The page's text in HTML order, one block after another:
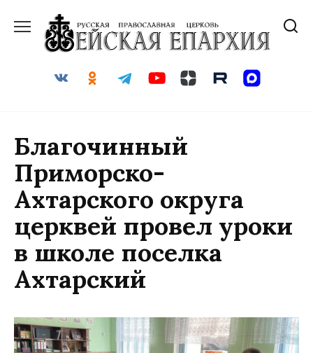
содержанию
Благочинный
Приморско-
Ахтарского округа
церквей провел уроки
в школе поселка
Ахтарский